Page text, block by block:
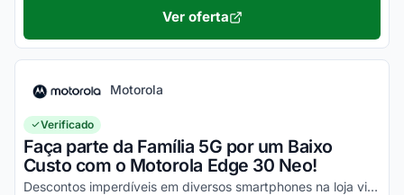
Ver oferta
Motorola
Verificado
Faça parte da Família 5G por um Baixo
Custo com o Motorola Edge 30 Neo!
Descontos imperdíveis em diversos smartphones na loja virtual, incluindo o Moto Edge 30 Neo. Confira!